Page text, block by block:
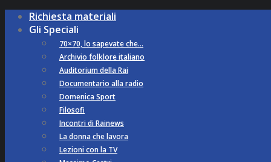
Richiesta materiali
Gli Speciali
70×70, lo sapevate che…
Archivio folklore italiano
Auditorium della Rai
Documentario alla radio
Domenica Sport
Filosofi
Incontri di Rainews
La donna che lavora
Lezioni con la TV